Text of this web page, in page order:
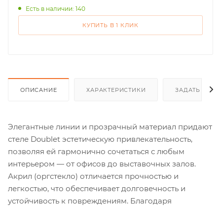
Есть в наличии: 140
КУПИТЬ В 1 КЛИК
ОПИСАНИЕ ХАРАКТЕРИСТИКИ ЗАДАТЬ
Элегантные линии и прозрачный материал придают
стеле Doublet эстетическую привлекательность,
позволяя ей гармонично сочетаться с любым
интерьером — от офисов до выставочных залов.
Акрил (оргстекло) отличается прочностью и
легкостью, что обеспечивает долговечность и
устойчивость к повреждениям. Благодаря